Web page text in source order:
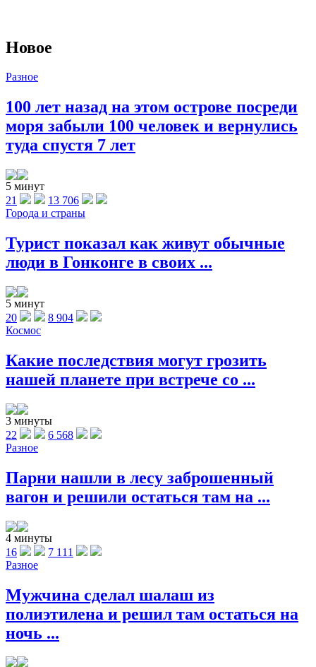
Новое
Разное
100 лет назад на этом острове посреди
моря забыли 100 человек и вернулись
туда спустя 7 лет
5 минут
21
13 706
Города и страны
Турист показал как живут обычные
люди в Гонконге в своих ...
5 минут
20
8 904
Космос
Какие последствия могут грозить
нашей планете при встрече со ...
3 минуты
22
6 568
Разное
Парни нашли в лесу заброшенный
вагон и решили остаться там на ...
4 минуты
16
7 111
Разное
Мужчина сделал шалаш из
полиэтилена и решил там остаться на
ночь ...